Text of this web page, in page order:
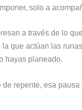
solo a
a través de lo
la que actúan las
hayas planeado.
de repente, esa